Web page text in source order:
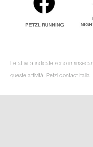
Le attività indicate sono
queste attività. Petzl contact Italia